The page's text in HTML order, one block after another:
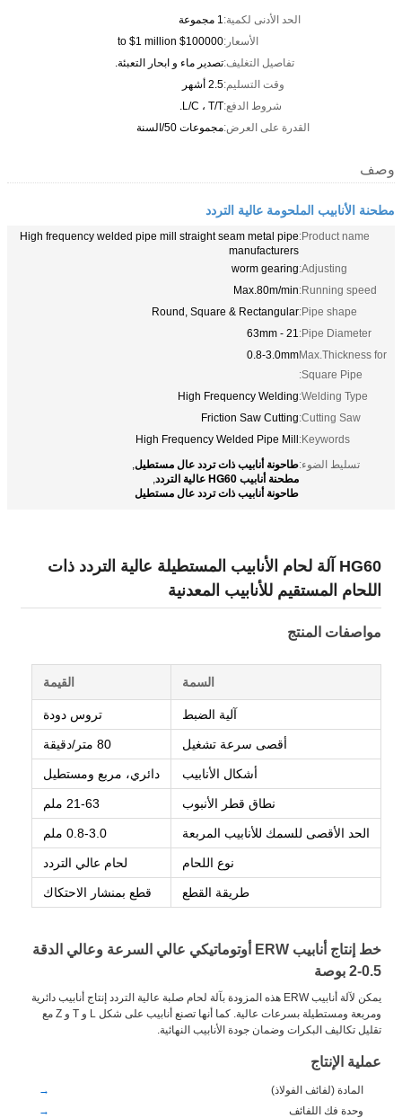
الحد الأدنى لكمية:1 مجموعة
الأسعار:$100000 to $1 million
تفاصيل التغليف:تصدير ماء و ابحار التعبئة.
وقت التسليم:2.5 أشهر
شروط الدفع:L/C ، T/T.
القدرة على العرض:مجموعات 50/السنة
وصف
مطحنة الأنابيب الملحومة عالية التردد
Product name:
High frequency welded pipe mill straight seam metal pipe
manufacturers
Adjusting:
worm gearing
Running speed:
Max.80m/min
Pipe shape:
Round, Square & Rectangular
Pipe Diameter:
21 - 63mm
Max.Thickness for
Square Pipe:
0.8-3.0mm
Welding Type:
High Frequency Welding
Cutting Saw:
Friction Saw Cutting
Keywords:
High Frequency Welded Pipe Mill
تسليط الضوء:طاحونة أنابيب ذات تردد عال مستطيل,
مطحنة أنابيب HG60 عالية التردد ,
طاحونة أنابيب ذات تردد عال مستطيل
HG60 آلة لحام الأنابيب المستطيلة عالية التردد ذات
اللحام المستقيم للأنابيب المعدنية
مواصفات المنتج
السمة القيمة
آلية الضبط تروس دودة
أقصى سرعة تشغيل 80 متر/دقيقة
أشكال الأنابيب دائري، مربع ومستطيل
نطاق قطر الأنبوب 21-63 ملم
الحد الأقصى للسمك للأنابيب المربعة 0.8-3.0 ملم
نوع اللحام لحام عالي التردد
طريقة القطع قطع بمنشار الاحتكاك
خط إنتاج أنابيب ERW أوتوماتيكي عالي السرعة وعالي الدقة
0.5-2 بوصة
يمكن لآلة أنابيب ERW هذه المزودة بآلة لحام صلبة عالية التردد إنتاج أنابيب دائرية
ومربعة ومستطيلة بسرعات عالية. كما أنها تصنع أنابيب على شكل L و T و Z مع
تقليل تكاليف البكرات وضمان جودة الأنابيب النهائية.
عملية الإنتاج
المادة (لفائف الفولاذ)
وحدة فك اللفائف